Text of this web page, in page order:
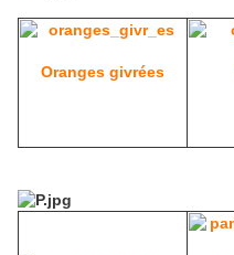
Oranges givrées